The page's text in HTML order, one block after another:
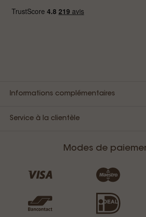
Informations complémentaires
Service à la clientèle
Modes de